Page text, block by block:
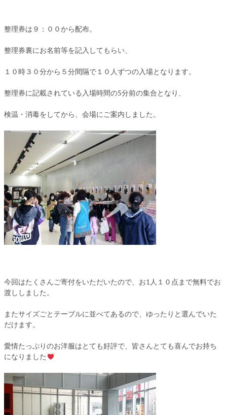
整理券は９：００から配布。
整理券裏にお名前等を記入してもらい、
１０時３０分から５分間隔で１０人ずつの入場となります。
整理券に記載されている入場時間の5分前の集合となり、
検温・消毒をしてから、会場にご案内しました。
今回はたくさんご寄付をいただいたので、お1人１０点まで無料でお
渡ししました。
またサイズごとテーブルに並べてあるので、ゆったりと選んでいた
だけます。
愛情たっぷりのお洋服はとても好評で、皆さんとても喜んでお持ち
になりました